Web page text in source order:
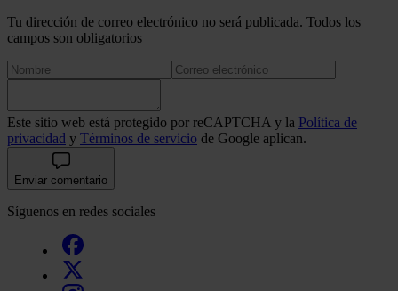
Tu dirección de correo electrónico no será publicada. Todos los
campos son obligatorios
Este sitio web está protegido por reCAPTCHA y la Política de
privacidad y Términos de servicio de Google aplican.
Enviar comentario
Síguenos en redes sociales